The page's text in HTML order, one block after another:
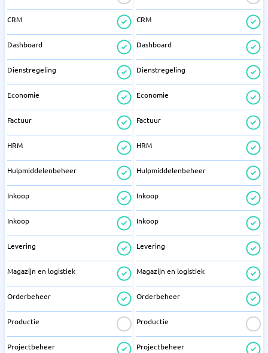
CRM
Dashboard
Dienstregeling
Economie
Factuur
HRM
Hulpmiddelenbeheer
Inkoop
Inkoop
Levering
Magazijn en logistiek
Orderbeheer
Productie
Projectbeheer
CRM
Dashboard
Dienstregeling
Economie
Factuur
HRM
Hulpmiddelenbeheer
Inkoop
Inkoop
Levering
Magazijn en logistiek
Orderbeheer
Productie
Projectbeheer